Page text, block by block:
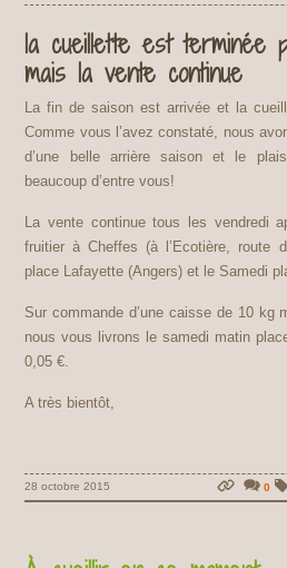
la cueillette est terminée
mais la vente continue
La fin de saison est arrivée et la
Comme vous l’avez constaté, nous
d’une belle arrière saison et le
beaucoup d’entre vous!
La vente continue tous les vendredi
fruitier à Cheffes (à l’Ecotière, route
place Lafayette (Angers) et le Samedi
Sur commande d’une caisse de 10 kg
nous vous livrons le samedi matin
0,05 €.
A très bientôt,
28 octobre 2015 0